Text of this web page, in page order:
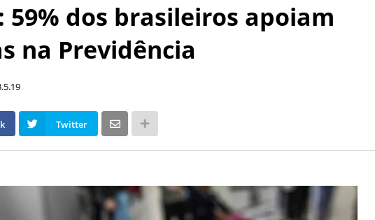
59% dos brasileiros apoiam
na Previdência
Twitter